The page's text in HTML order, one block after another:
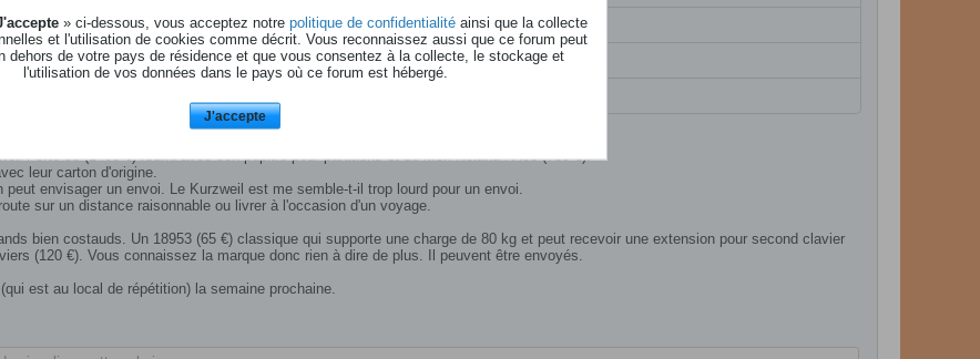
Forte 88 à 1400 €, FA08 à 750 €
Main propre, Roland FA08 livrable.
avec Gig Performer.
Forte 88 (1400 €) fourni avec son pupitre pour partitions et de mon Roland FA08 (750 €).
leur carton d'origine.
peut envisager un envoi. Le Kurzweil est me semble-t-il trop lourd pour un envoi.
sur un distance raisonnable ou livrer à l'occasion d'un voyage.
bien costauds. Un 18953 (65 €) classique qui supporte une charge de 80 kg et peut recevoir une extension pour second clavier
(120 €). Vous connaissez la marque donc rien à dire de plus. Il peuvent être envoyés.
est au local de répétition) la semaine prochaine.
» ci-dessous, vous acceptez notre politique de confidentialité ainsi que la collecte
et l'utilisation de cookies comme décrit. Vous reconnaissez aussi que ce forum peut
dehors de votre pays de résidence et que vous consentez à la collecte, le stockage et
l'utilisation de vos données dans le pays où ce forum est hébergé.
J'accepte